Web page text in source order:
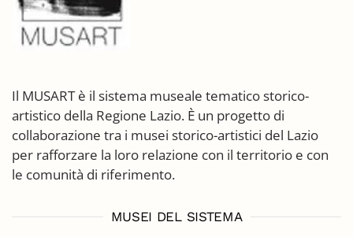
Il MUSART è il sistema museale tematico storico-
artistico della Regione Lazio. È un progetto di
collaborazione tra i musei storico-artistici del Lazio
per rafforzare la loro relazione con il territorio e con
le comunità di riferimento.
MUSEI DEL SISTEMA